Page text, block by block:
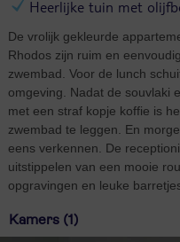
Heerlijke tuin met
De vrolijk gekleurde
Rhodos zijn ruim en
zwembad. Voor de lunch
omgeving. Nadat de souvlaki
met een straf kopje koffie is
zwembad te leggen. En
eens verkennen. De
uitstippelen van een mooie
opgravingen en leuke
Kamers (1)